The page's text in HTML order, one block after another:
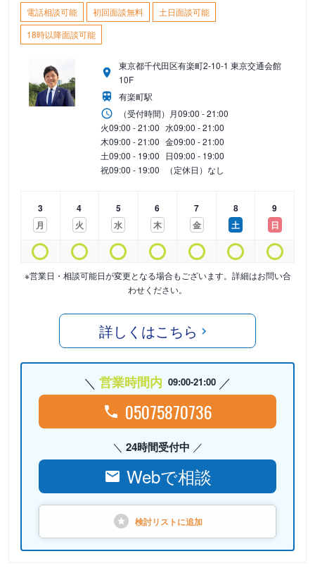
電話相談可能 初回面談無料
土日面談可能
18時以降面談可能
東京都千代田区有楽町2-10-1 東京交通会館
10F
有楽町駅
（受付時間） 月09:00 - 21:00
火09:00 - 21:00 水09:00 - 21:00
木09:00 - 21:00 金09:00 - 21:00
土09:00 - 19:00 日09:00 - 19:00
祝09:00 - 19:00 （定休日）なし
3
月
4
火
5
水
6
木
7
金
8
土
9
日
※営業日・相談可能日が変更となる場合もございます。詳細はお問い合
わせください。
詳しくはこちら
営業時間内 09:00-21:00
05075870736
24時間受付中
Webで相談
検討リストに追加